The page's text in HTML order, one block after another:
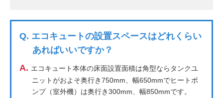
Q. エコキュートの設置スペースはどれくらい
あればいいですか？
A. エコキュート本体の床面設置面積は角型ならタンクユ
ニットがおよそ奥行き750mm、幅650mmでヒートポ
ンプ（室外機）は奥行き300mm、幅850mmです。